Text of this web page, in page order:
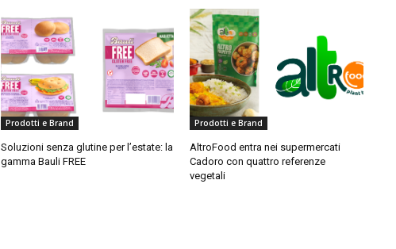
Prodotti e Brand
Soluzioni senza glutine per l’estate: la
gamma Bauli FREE
Prodotti e Brand
AltroFood entra nei supermercati
Cadoro con quattro referenze
vegetali